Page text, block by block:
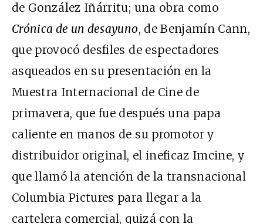
de González Iñárritu; una obra como
Crónica de un desayuno, de Benjamín Cann,
que provocó desfiles de espectadores
asqueados en su presentación en la
Muestra Internacional de Cine de
primavera, que fue después una papa
caliente en manos de su promotor y
distribuidor original, el ineficaz Imcine, y
que llamó la atención de la transnacional
Columbia Pictures para llegar a la
cartelera comercial, quizá con la